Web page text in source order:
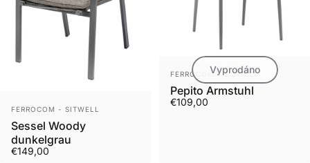
Prodejce
FERROCOM - SITWELL
Sessel Woody
dunkelgrau
€149,00
Vyprodáno
Prodejce
FERROCOM - SITWELL
Pepito Armstuhl
€109,00